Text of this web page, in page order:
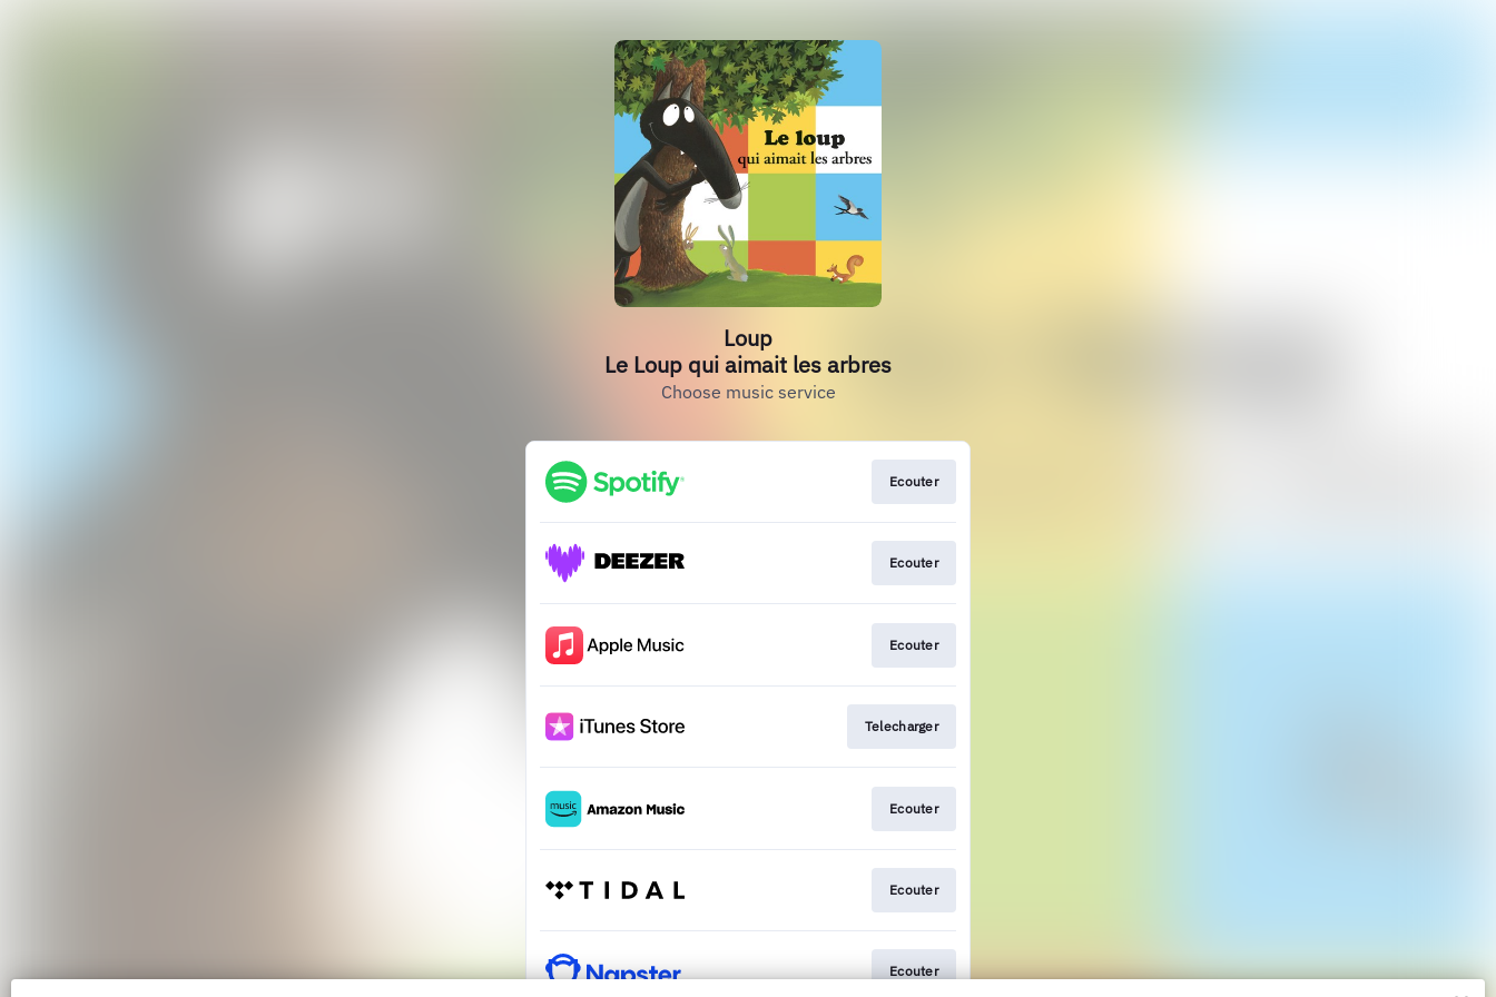
Loup
Le Loup qui aimait les arbres
Choose music service
Ecouter
Ecouter
Ecouter
Telecharger
Ecouter
Ecouter
Ecouter